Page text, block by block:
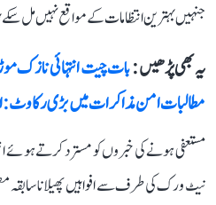
جنہیں بہترین انتظامات کے مواقع نہیں مل
یہ بھی پڑھیں :بات چیت انتہائی نازک
مطالبات امن مذاکرات میں بڑی رکاوٹ:
مستعفی ہونے کی خبروں کو مسترد کرتے ہوئے
نیٹ ورک کی طرف سے افواہیں پھیلانا سابقہ